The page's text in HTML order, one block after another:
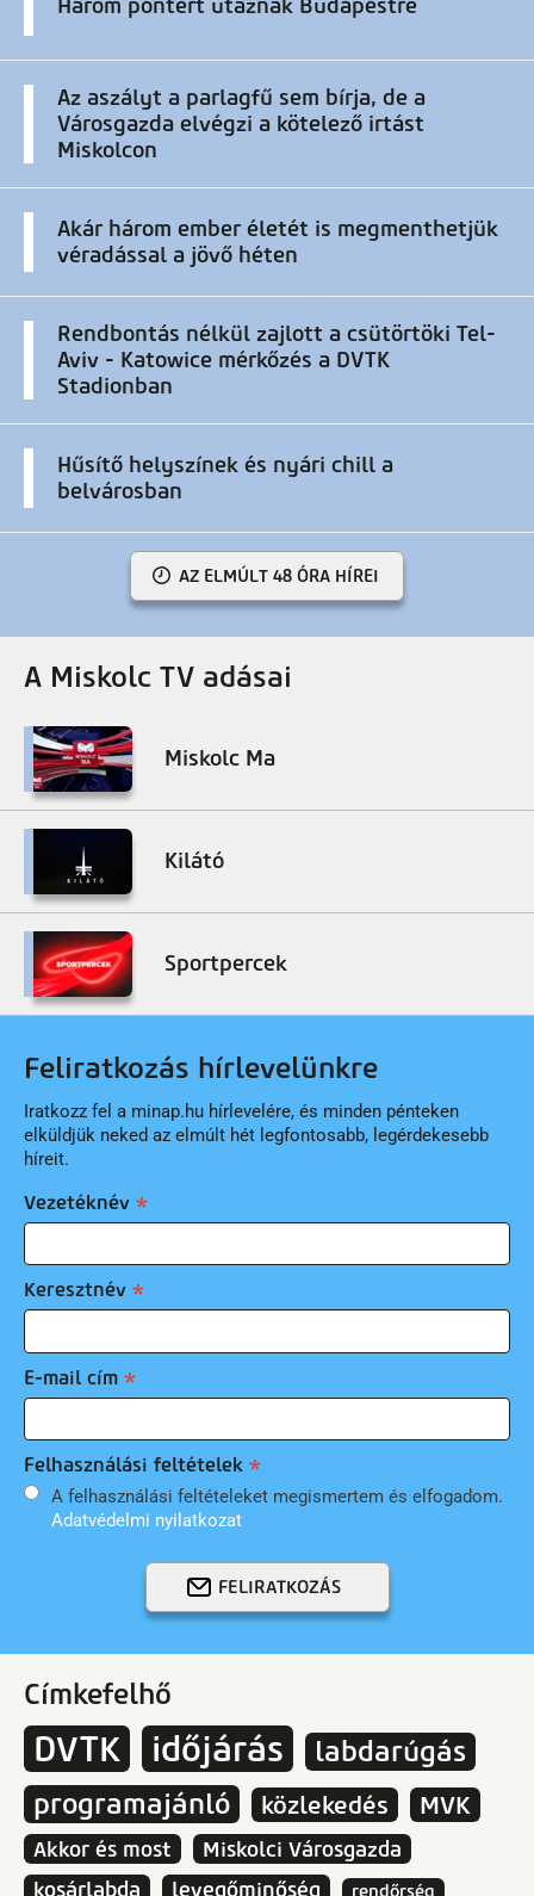
Három pontért utaznak Budapestre
Az aszályt a parlagfű sem bírja, de a
Városgazda elvégzi a kötelező irtást
Miskolcon
Akár három ember életét is megmenthetjük
véradással a jövő héten
Rendbontás nélkül zajlott a csütörtöki Tel-
Aviv - Katowice mérkőzés a DVTK
Stadionban
Hűsítő helyszínek és nyári chill a
belvárosban
AZ ELMÚLT 48 ÓRA HÍREI
A Miskolc TV adásai
Miskolc Ma
Kilátó
Sportpercek
Feliratkozás hírlevelünkre
Iratkozz fel a minap.hu hírlevelére, és minden pénteken
elküldjük neked az elmúlt hét legfontosabb, legérdekesebb
híreit.
Vezetéknév
Keresztnév
E-mail cím
Felhasználási feltételek
A felhasználási feltételeket megismertem és elfogadom.
Adatvédelmi nyilatkozat
FELIRATKOZÁS
Címkefelhő
DVTK időjárás
labdarúgás
programajánló
közlekedés MVK
Akkor és most
Miskolci Városgazda
kosárlabda
levegőminőség